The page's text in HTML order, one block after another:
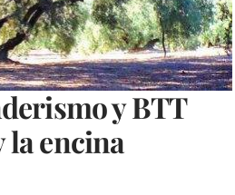
y BTT
la encina